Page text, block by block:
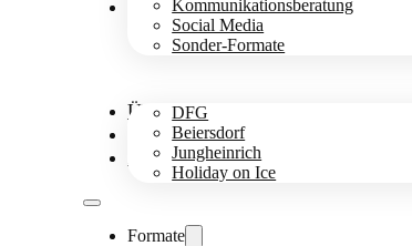
Kommunikationsberatung
Social Media
Sonder-Formate
Cases
DFG
Beiersdorf
Jungheinrich
Holiday on Ice
Über uns
Projektablauf
Kontakt
Formate